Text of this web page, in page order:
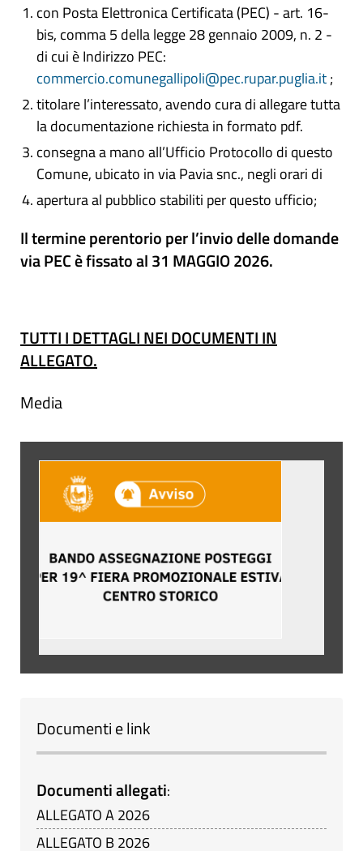
con Posta Elettronica Certificata (PEC) - art. 16-
bis, comma 5 della legge 28 gennaio 2009, n. 2 -
di cui è Indirizzo PEC:
commercio.comunegallipoli@pec.rupar.puglia.it;
titolare l’interessato, avendo cura di allegare tutta
la documentazione richiesta in formato pdf.
consegna a mano all’Ufficio Protocollo di questo
Comune, ubicato in via Pavia snc., negli orari di
apertura al pubblico stabiliti per questo ufficio;
Il termine perentorio per l’invio delle domande
via PEC è fissato al 31 MAGGIO 2026.
TUTTI I DETTAGLI NEI DOCUMENTI IN
ALLEGATO.
Media
Documenti e link
Documenti allegati:
ALLEGATO A 2026
ALLEGATO B 2026